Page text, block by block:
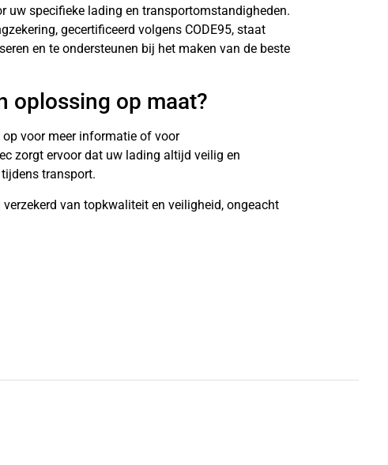
uw specifieke lading en transportomstandigheden.
gecertificeerd volgens CODE95, staat
en te ondersteunen bij het maken van de beste
oplossing op maat?
op voor meer informatie of voor
zorgt ervoor dat uw lading altijd veilig en
transport.
van topkwaliteit en veiligheid, ongeacht